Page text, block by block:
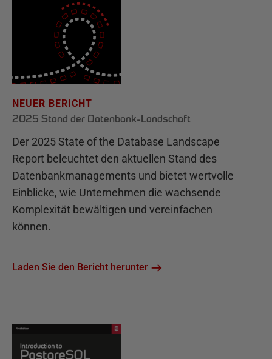
NEUER BERICHT
2025 Stand der Datenbank-Landschaft
Der 2025 State of the Database Landscape
Report beleuchtet den aktuellen Stand des
Datenbankmanagements und bietet wertvolle
Einblicke, wie Unternehmen die wachsende
Komplexität bewältigen und vereinfachen
können.
Laden Sie den Bericht herunter